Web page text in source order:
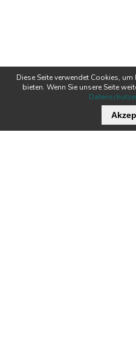
Diese Seite verwendet Cookies,
bieten. Wenn Sie unsere Seite